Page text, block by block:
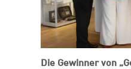
Die Gewinner von